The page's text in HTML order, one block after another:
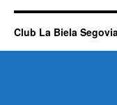
Club La Biela